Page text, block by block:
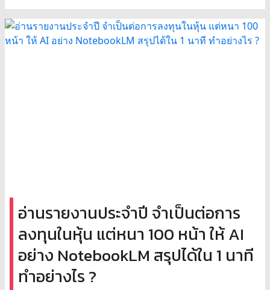
อ่านรายงานประจำปี จำเป็นต่อการ
ลงทุนในหุ้น แต่หนา 100 หน้า ให้ AI
อย่าง NotebookLM สรุปได้ใน 1 นาที
ทำอย่างไร ?